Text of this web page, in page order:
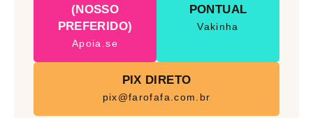
(NOSSO
PREFERIDO)
Apoia.se
PONTUAL
Vakinha
PIX DIRETO
pix@farofafa.com.br